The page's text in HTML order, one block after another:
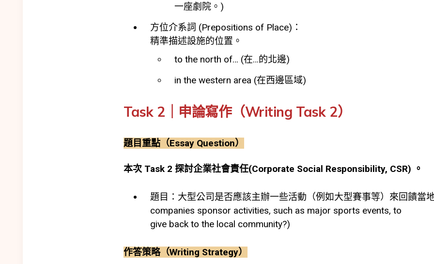
一座劇院。)
方位介系詞 (Prepositions of Place)：
精準描述設施的位置。
to the north of… (在…的北邊)
in the western area (在西邊區域)
Task 2｜申論寫作（Writing Task 2）
題目重點（Essay Question）
本次 Task 2 探討企業社會責任(Corporate Social Responsibility, CSR) 。
題目：大型公司是否應該主辦一些活動（例如大型賽事等）來回饋當
companies sponsor activities, such as major sports events, to
give back to the local community?)
作答策略（Writing Strategy）